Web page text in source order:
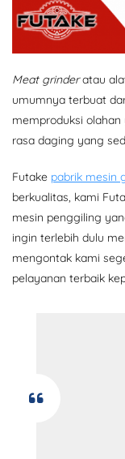
Meat grinderatau
umumnya terbuat
memproduksi
rasa daging yang
Futake pabrik mesin
berkualitas, kami
mesin penggiling
ingin terlebih dulu
mengontak kami
pelayanan terbaik